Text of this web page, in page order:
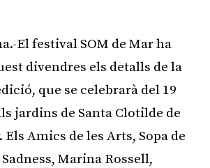
El festival SOM de Mar ha
divendres els detalls de la
que se celebrarà del 19
jardins de Santa Clotilde de
Amics de les Arts, Sopa de
Marina Rossell,